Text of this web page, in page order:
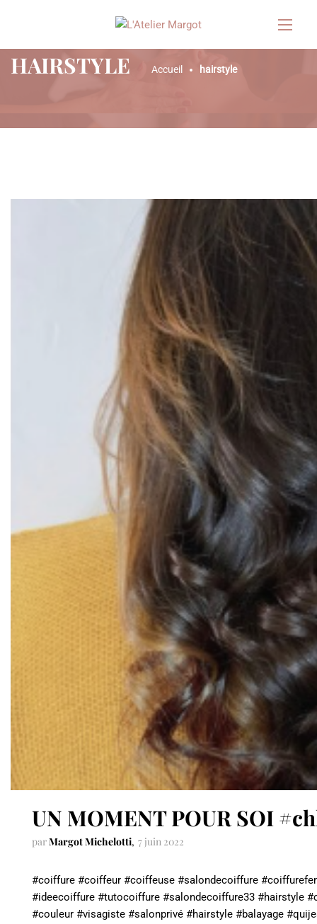
HAIRSTYLE Accueil hairstyle
UN MOMENT POUR SOI
parMargot Michelotti 7 juin 2022
#coiffure #coiffeur #coiffeuse #salondecoiffure
#ideecoiffure #tutocoiffure #salondecoiffure33 #hairstyle
#couleur #visagiste #salonprivé #hairstyle #balayage